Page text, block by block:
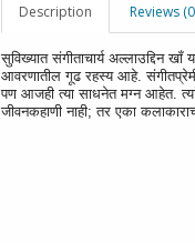
Description Reviews
सुविख्यात संगीताचार्य अल्लाउद्दिन
आवरणातील गूढ रहस्य आहे.
पण आजही त्या साधनेत मग्न आहेत.
जीवनकहाणी नाही; तर एका